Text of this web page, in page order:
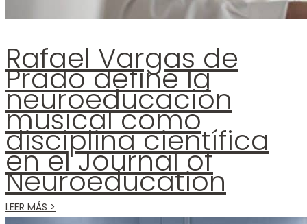
Rafael Vargas de
Prado define la
neuroeducación
musical como
disciplina científica
en el Journal of
Neuroeducation
LEER MÁS >